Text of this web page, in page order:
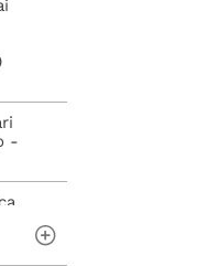
-